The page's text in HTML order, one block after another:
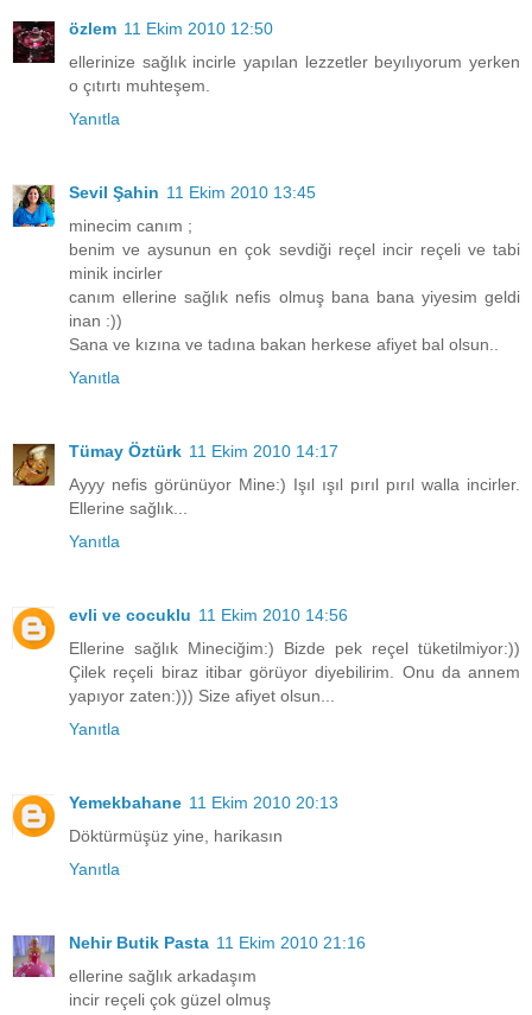
özlem 11 Ekim 2010 12:50
ellerinize sağlık incirle yapılan lezzetler beyılıyorum yerken
o çıtırtı muhteşem.
Yanıtla
Sevil Şahin 11 Ekim 2010 13:45
minecim canım ;
benim ve aysunun en çok sevdiği reçel incir reçeli ve tabi
minik incirler
canım ellerine sağlık nefis olmuş bana bana yiyesim geldi
inan :))
Sana ve kızına ve tadına bakan herkese afiyet bal olsun..
Yanıtla
Tümay Öztürk 11 Ekim 2010 14:17
Ayyy nefis görünüyor Mine:) Işıl ışıl pırıl pırıl walla incirler.
Ellerine sağlık...
Yanıtla
evli ve cocuklu 11 Ekim 2010 14:56
Ellerine sağlık Mineciğim:) Bizde pek reçel tüketilmiyor:))
Çilek reçeli biraz itibar görüyor diyebilirim. Onu da annem
yapıyor zaten:))) Size afiyet olsun...
Yanıtla
Yemekbahane 11 Ekim 2010 20:13
Döktürmüşüz yine, harikasın
Yanıtla
Nehir Butik Pasta 11 Ekim 2010 21:16
ellerine sağlık arkadaşım
incir reçeli çok güzel olmuş